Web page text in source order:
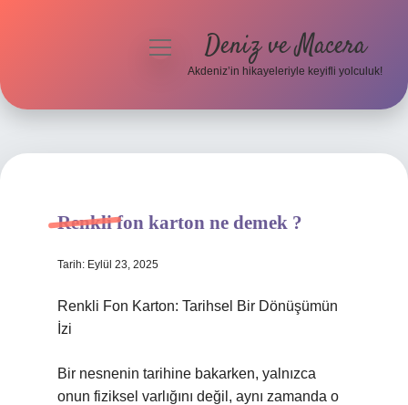
Hakkımızda
menüyü Deniz ve Macera
Akdeniz’in hikayeleriyle keyifli yolculuk!
Renkli fon karton ne demek ?
Tarih: Eylül 23, 2025
Renkli Fon Karton: Tarihsel Bir Dönüşümün
İzi
Bir nesnenin tarihine bakarken, yalnızca
onun fiziksel varlığını değil, aynı zamanda o